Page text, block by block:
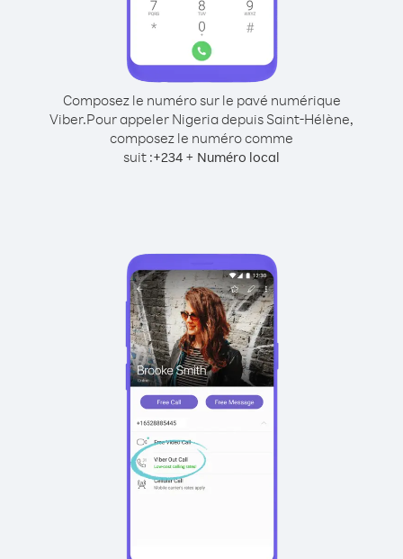
Composez le numéro sur le pavé numérique
Viber.Pour appeler Nigeria depuis Saint-Hélène,
composez le numéro comme
suit :+234 + Numéro local